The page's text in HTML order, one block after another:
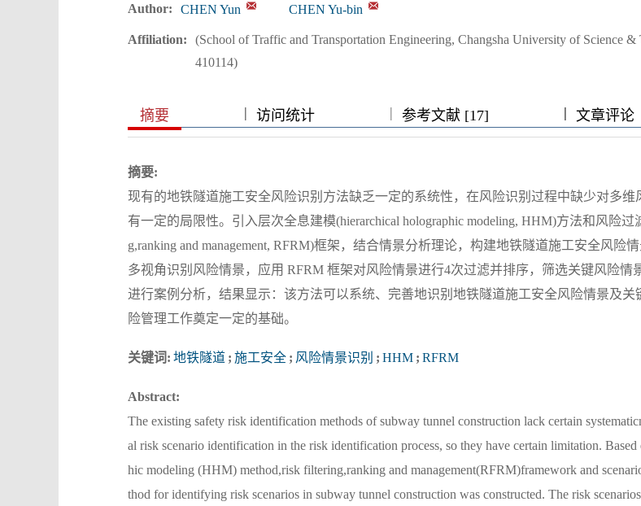
Author: CHEN Yun CHEN Yu-bin
Affiliation:
(School of Traffic and Transportation Engineering, Changsha University of Science &
410114)
摘要 || 访问统计 | 参考文献 [17] |||| 文章评论
摘要:
现有的地铁隧道施工安全风险识别方法缺乏一定的系统性，在风险识别过程中缺少对多维
有一定的局限性。引入层次全息建模(hierarchical holographic modeling, HHM)方法和风险
g,ranking and management, RFRM)框架，结合情景分析理论，构建地铁隧道施工安全风险
多视角识别风险情景，应用 RFRM 框架对风险情景进行4次过滤并排序，筛选关键风险情
进行案例分析，结果显示：该方法可以系统、完善地识别地铁隧道施工安全风险情景及关
险管理工作奠定一定的基础。
关键词: 地铁隧道 ; 施工安全 ; 风险情景识别 ; HHM ; RFRM
Abstract:
The existing safety risk identification methods of subway tunnel construction lack certain
al risk scenario identification in the risk identification process, so they have certain limitation.
hic modeling (HHM) method,risk filtering,ranking and management(RFRM)framework and
thod for identifying risk scenarios in subway tunnel construction was constructed. The risk